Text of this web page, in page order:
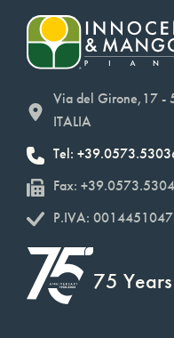
Via del Girone,17 -
ITALIA
Tel:
Fax:
P.IVA:
75